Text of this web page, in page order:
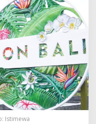
Istimewa